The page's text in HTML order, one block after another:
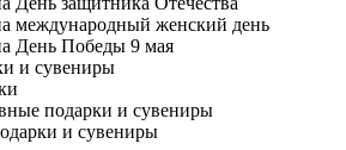
международный женский день
День Победы 9 мая
и сувениры
подарки и сувениры
и сувениры